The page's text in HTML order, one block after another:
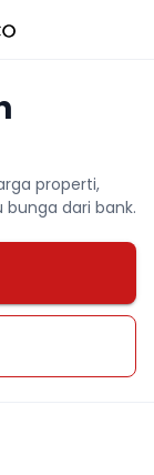
properti,
dari bank.